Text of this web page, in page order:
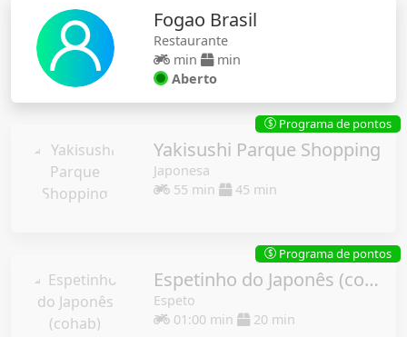
Yakisushi Parque Shopping
Japonesa
55 min
45 min
$ Programa de pontos
Espetinho do Japonês (cohab)
Espeto
01:00 min
20 min
$ Programa de pontos
Fogao Brasil
Restaurante
min
min
Aberto